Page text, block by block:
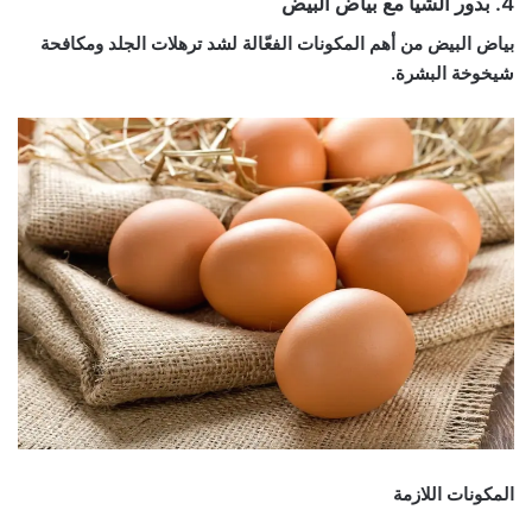
بياض البيض من أهم المكونات الفعّالة لشد ترهلات الجلد ومكافحة
شيخوخة البشرة.
المكونات اللازمة